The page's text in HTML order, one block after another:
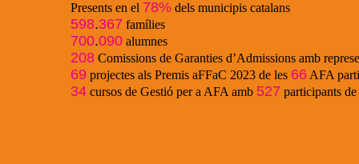
Presents en el 78% dels municipis catalans
598.367 famílies
700.090 alumnes
208 Comissions de Garanties d’Admissions amb
69 projectes als Premis aFFaC 2023 de les 66 AFA
34 cursos de Gestió per a AFA amb 527 participants de